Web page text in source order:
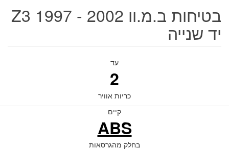
בטיחות ב.מ.וו Z3 1997 - 2002
יד שנייה
עד
2
כריות אוויר
קיים
ABS
בחלק מהגרסאות